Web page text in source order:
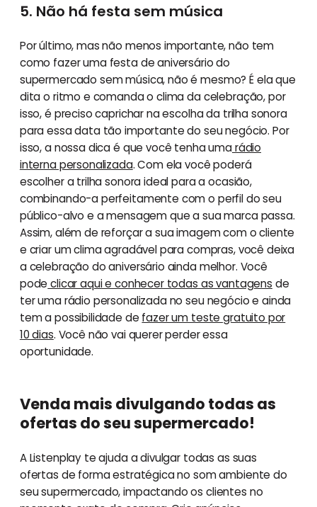
5. Não há festa sem música
Por último, mas não menos importante, não tem
como fazer uma festa de aniversário do
supermercado sem música, não é mesmo? É ela que
dita o ritmo e comanda o clima da celebração, por
isso, é preciso caprichar na escolha da trilha sonora
para essa data tão importante do seu negócio. Por
isso, a nossa dica é que você tenha umarádio
interna personalizada. Com ela você poderá
escolher a trilha sonora ideal para a ocasião,
combinando-a perfeitamente com o perfil do seu
público-alvo e a mensagem que a sua marca passa.
Assim, além de reforçar a sua imagem com o cliente
e criar um clima agradável para compras, você deixa
a celebração do aniversário ainda melhor. Você
pode clicar aqui e conhecer todas as vantagens de
ter uma rádio personalizada no seu negócio e ainda
tem a possibilidade de fazer um teste gratuito por
10 dias. Você não vai querer perder essa
oportunidade.
Venda mais divulgando todas as
ofertas do seu supermercado!
A Listenplay te ajuda a divulgar todas as suas
ofertas de forma estratégica no som ambiente do
seu supermercado, impactando os clientes no